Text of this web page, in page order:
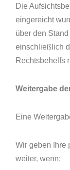
Die
eingereicht
über den
einschließlich
Rechtsbehelfs
Weitergabe
Eine
Wir geben Ihre
weiter, wenn: